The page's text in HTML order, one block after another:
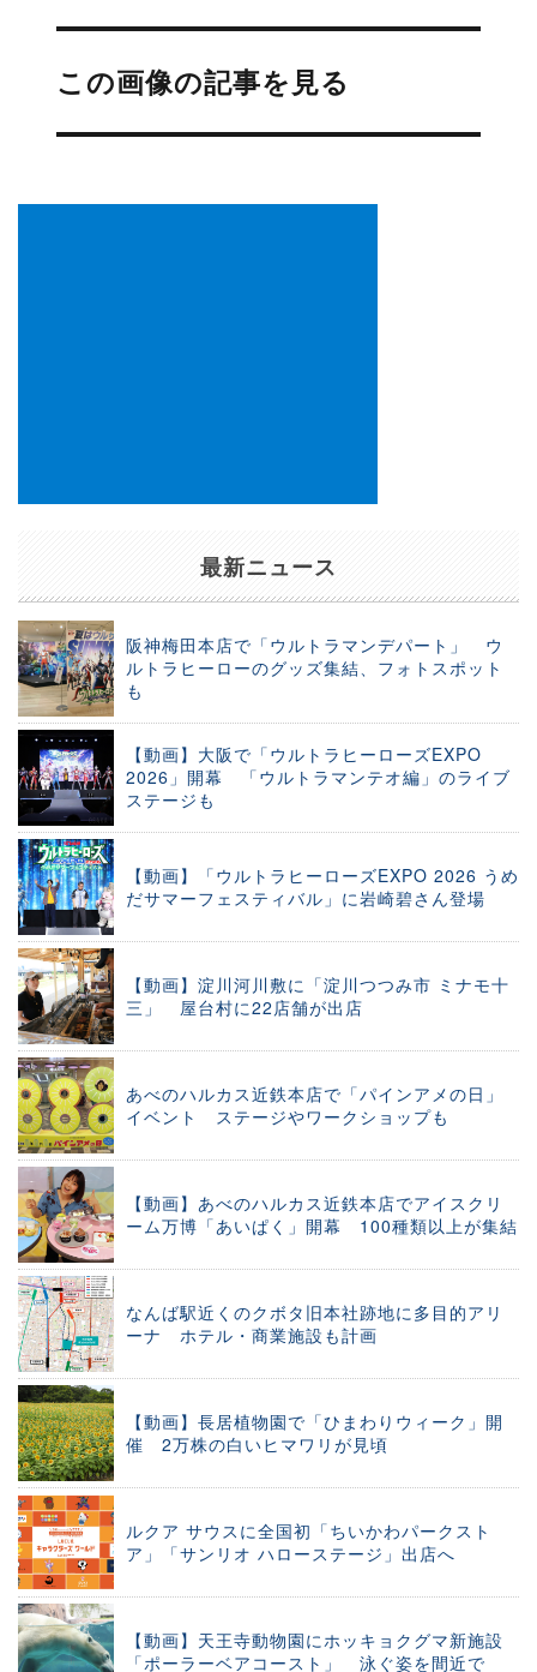
投
ナ
ビ
ー
この画像の記事を見る
最新ニュース
阪神梅田本店で「ウルトラマンデパート」 ウ
ルトラヒーローのグッズ集結、フォトスポット
も
【動画】大阪で「ウルトラヒーローズEXPO
2026」開幕 「ウルトラマンテオ編」のライブ
ステージも
【動画】「ウルトラヒーローズEXPO 2026 うめ
だサマーフェスティバル」に岩崎碧さん登場
【動画】淀川河川敷に「淀川つつみ市 ミナモ十
三」 屋台村に22店舗が出店
あべのハルカス近鉄本店で「パインアメの日」
イベント ステージやワークショップも
【動画】あべのハルカス近鉄本店でアイスクリ
ーム万博「あいぱく」開幕 100種類以上が集結
なんば駅近くのクボタ旧本社跡地に多目的アリ
ーナ ホテル・商業施設も計画
【動画】長居植物園で「ひまわりウィーク」開
催 2万株の白いヒマワリが見頃
ルクア サウスに全国初「ちいかわパークスト
ア」「サンリオ ハローステージ」出店へ
【動画】天王寺動物園にホッキョクグマ新施設
「ポーラーベアコースト」 泳ぐ姿を間近で